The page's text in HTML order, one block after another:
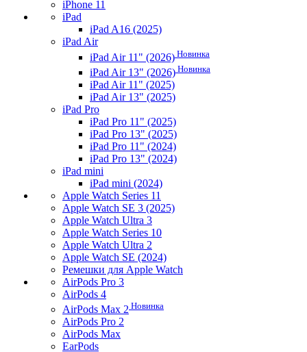
iPhone 11
iPad
iPad A16 (2025)
iPad Air
iPad Air 11" (2026) Новинка
iPad Air 13" (2026) Новинка
iPad Air 11" (2025)
iPad Air 13" (2025)
iPad Pro
iPad Pro 11" (2025)
iPad Pro 13" (2025)
iPad Pro 11" (2024)
iPad Pro 13" (2024)
iPad mini
iPad mini (2024)
Apple Watch Series 11
Apple Watch SE 3 (2025)
Apple Watch Ultra 3
Apple Watch Series 10
Apple Watch Ultra 2
Apple Watch SE (2024)
Ремешки для Apple Watch
AirPods Pro 3
AirPods 4
AirPods Max 2 Новинка
AirPods Pro 2
AirPods Max
EarPods